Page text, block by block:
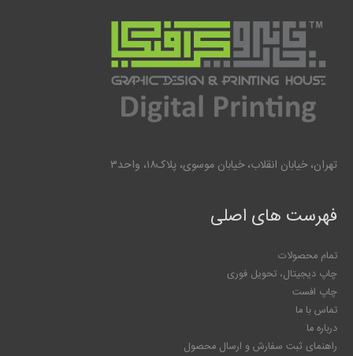
تهران، خیابان انقلاب، خیابان موسوی، پلاک۱۸، واحد۳
فهرست های اصلی
تمام محصولات
چاپ دیجیتال، تحویل فوری
چاپ افست
تماس با ما
درباره ما
راهنمای ثبت سفارش و ارسال محصول